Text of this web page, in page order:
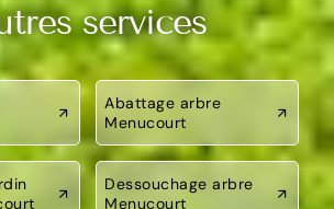
services
Abattage arbre
Menucourt
Dessouchage arbre
Menucourt